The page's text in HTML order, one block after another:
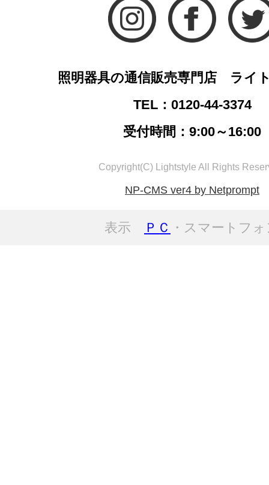
照明器具の通信販売専門店 ライ
TEL：0120-44-3374
受付時間：9:00～16:00
Copyright(C) Lightstyle All Rights
NP-CMS ver4 by Netprompt
表示 ＰＣ ・スマートフ